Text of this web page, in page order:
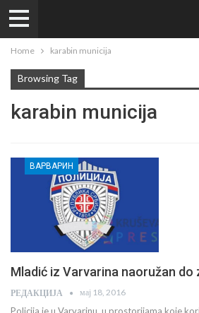
Home karabin municija
Browsing Tag
karabin municija
ВАРВАРИН
Mladić iz Varvarina naoružan do
РЕДАКЦИЈА мај 18, 2016